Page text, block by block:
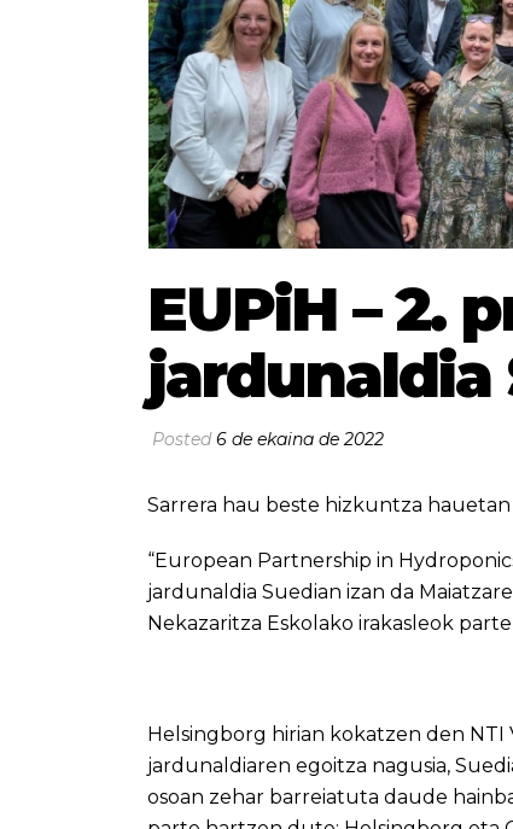
EUPiH – 2.
jardunaldia
Posted6 de ekaina de 2022
Sarrera hau beste hizkuntza
“European Partnership in
jardunaldia Suedian izan da
Nekazaritza Eskolako irakasleok
Helsingborg hirian kokatzen den NTI
jardunaldiaren egoitza nagusia,
osoan zehar barreiatuta daude